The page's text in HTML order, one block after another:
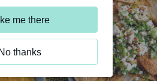
me there
No thanks